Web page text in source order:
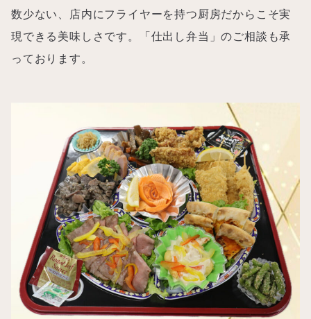
数少ない、店内にフライヤーを持つ厨房だからこそ実
現できる美味しさです。「仕出し弁当」のご相談も承
っております。